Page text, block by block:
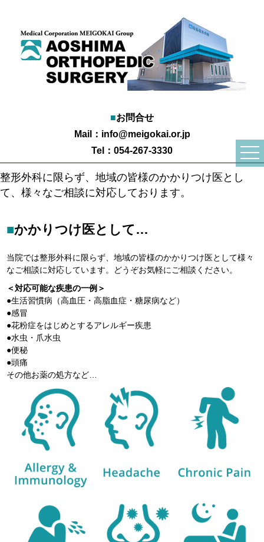
■お問合せ
Mail： info@meigokai.or.jp
Tel：054-267-3330
整形外科に限らず、地域の皆様のかかりつけ医とし
て、様々なご相談に対応しております。
■かかりつけ医として…
当院では整形外科に限らず、地域の皆様のかかりつけ医として様々
なご相談に対応しています。どうぞお気軽にご相談ください。
＜対応可能な疾患の一例＞
●生活習慣病（高血圧・高脂血症・糖尿病など）
●感冒
●花粉症をはじめとするアレルギー疾患
●水虫・爪水虫
●便秘
●頭痛
その他お薬の処方など…